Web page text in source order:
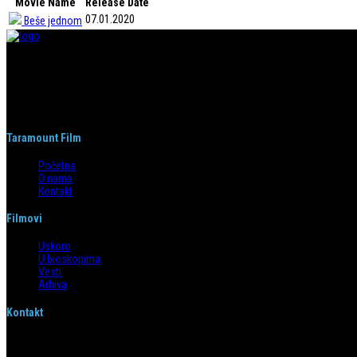
Beše jednom 07.01.2020
Taramount Film
Početna
O nama
Kontakt
Filmovi
Uskoro
U bioskopima
Vesti
Arhiva
Kontakt